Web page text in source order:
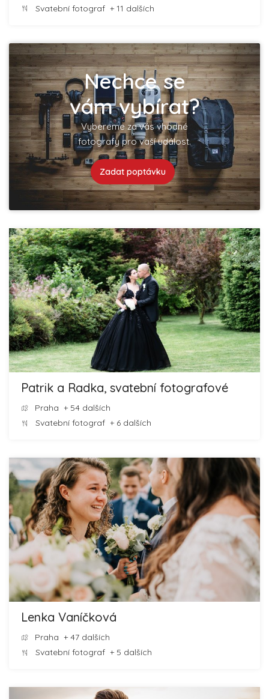
Svatební fotograf + 11 dalších
Nechce se
vám vybírat?
Vybereme za vás vhodné
fotografy pro vaší událost.
Zadat poptávku
Patrik a Radka, svatební fotografové
Praha + 54 dalších
Svatební fotograf + 6 dalších
Lenka Vaníčková
Praha + 47 dalších
Svatební fotograf + 5 dalších